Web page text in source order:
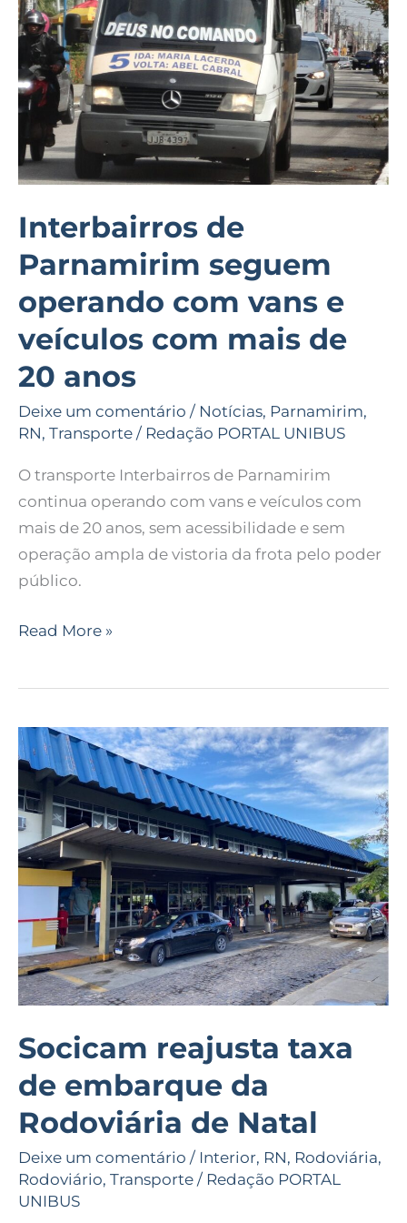
Interbairros de
Parnamirim seguem
operando com vans e
veículos com mais de
20 anos
Deixe um comentário / Notícias, Parnamirim,
RN, Transporte / Redação PORTAL UNIBUS
O transporte Interbairros de Parnamirim
continua operando com vans e veículos com
mais de 20 anos, sem acessibilidade e sem
operação ampla de vistoria da frota pelo poder
público.
operando
com
vans
e
veículos
com
mais
20
anos
Read More »
Socicam reajusta taxa
de embarque da
Rodoviária de Natal
Deixe um comentário / Interior, RN, Rodoviária,
Rodoviário, Transporte / Redação PORTAL
UNIBUS
Socicam
reajusta
taxa
de
embarque
da
Rodoviária
de
Natal